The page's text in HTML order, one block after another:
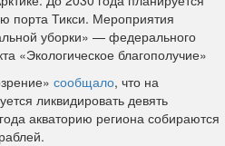
порта Тикси. Мероприятия
уборки» — федерального
«Экологическое благополучие»
сообщало, что на
ликвидировать девять
акваторию региона собираются